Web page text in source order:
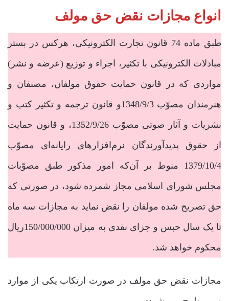
انواع مجازات نقض حق مولف
طبق ماده 74 قانون تجارت الکترونیکی، هرکس در بستر
مبادلات الکترونیکی با تکثیر، اجراء و توزیع (عرضه و نشر)
مواردی که در قانون حمایت حقوق مولفان، مصنفان و
هنرمندان مصوّب 1348/9/3و قانون ترجمه و تکثیر کتب و
نشریات و آثار صوتی مصوّب 1352/9/26، و قانون حمایت
از حقوق پدیدآورندگان نرم‌افزارهای رایانه‌ای مصوّب
1379/10/4 منوط بر آن‌که امور مذکور طبق مصوّبات
مجلس شورای اسلامی مجاز شمرده شود، در صورتی که
حق تصریح شده مولفان را نقض نماید به مجازات سه ماه
تا یک سال حبس و جزای نقدی به میزان 150/000/000ریال
محکوم خواهد شد.
مجازات نقض حق مولف در صورت ارتکاب یکی از موارد